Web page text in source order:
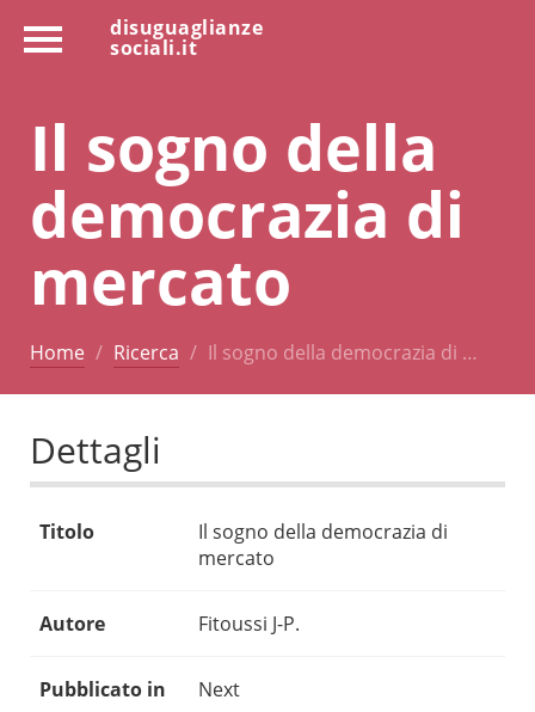
disuguaglianze
sociali.it
Il sogno della
democrazia di
mercato
Home Ricerca Il sogno della democrazia di …
Dettagli
Titolo
Il sogno della democrazia di
mercato
Autore Fitoussi J-P.
Pubblicato in Next